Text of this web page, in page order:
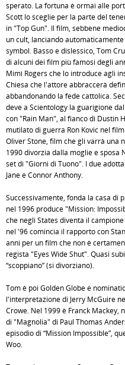
sperato. La fortuna è ormai alle
Scott lo sceglie per la parte del
in "Top Gun". Il film, sebbene
un cult, lanciando
symbol. Basso e dislessico, Tom
di alcuni dei film più famosi degli
Mimì Rogers che lo introduce agli
Chiesa che l'attore abbraccerà
abbandonando la fede cattolica.
deve a Scientology la guarigione
con "Rain Man", al fianco di Dustin
mutilato di guerra Ron Kovic nel
Oliver Stone, film che gli varrà una
1990 divorzia dalla moglie e sposa
set di "Giorni di Tuono". I due
Jane e Connor Anthony.
Successivamente, fonda la casa di
nel 1996 produce "Mission:
che negli States diventa il
nel '96 comincia il rapporto con
anni per un film che non è
regista "Eyes Wide Shut". Quasi
“scoppiano” (si divorziano).
Tom è poi Golden Globe e
l'interpretazione di Jerry McGuire
Crowe. Nel 1999 è Franck Mackey,
di "Magnolia" di Paul Thomas
episodio di “Mission Impossible”,
Woo.